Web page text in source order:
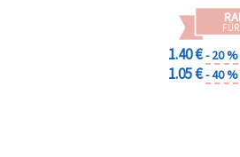
1.40 €- 20 %
1.05 €- 40 %